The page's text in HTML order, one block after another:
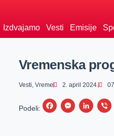
Izdvajamo Vesti Emisije
Vremenska
Vesti, Vreme 2. april 2024.
Podeli:
F
M
L